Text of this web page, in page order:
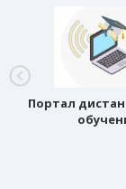
Портал